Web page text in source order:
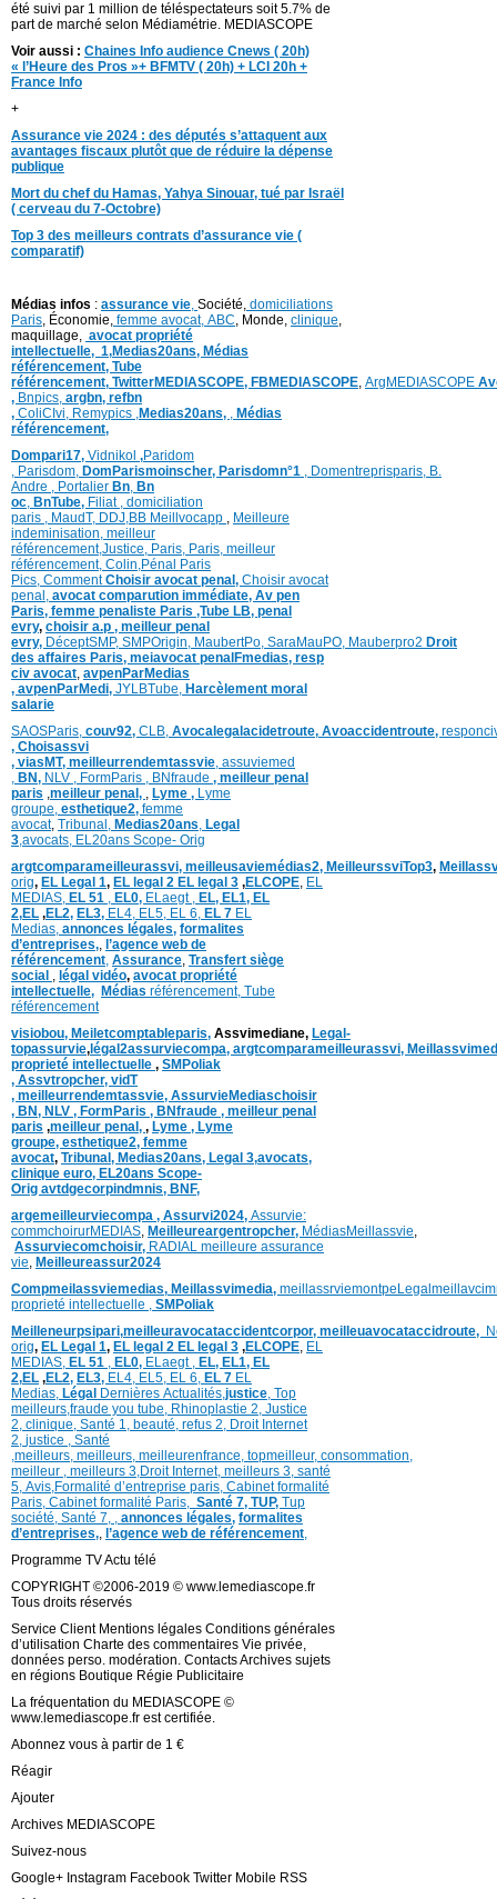
été suivi par 1 million de téléspectateurs soit 5.7% de
part de marché selon Médiamétrie. MEDIASCOPE
Voir aussi : Chaines Info audience Cnews ( 20h)
« l’Heure des Pros »+ BFMTV ( 20h) + LCI 20h +
France Info
+
Assurance vie 2024 : des députés s’attaquent aux
avantages fiscaux plutôt que de réduire la dépense
publique
Mort du chef du Hamas, Yahya Sinouar, tué par Israël
( cerveau du 7-Octobre)
Top 3 des meilleurs contrats d’assurance vie (
comparatif)
Médias infos : assurance vie, Société, domiciliations
Paris, Économie, femme avocat, ABC, Monde, clinique,
maquillage, avocat propriété
intellectuelle, 1,Medias20ans, Médias
référencement, Tube
référencement, TwitterMEDIASCOPE, FBMEDIASCOPE, ArgMEDIASCOPE
, Bnpics, argbn, refbn
, ColiCIvi, Remypics ,Medias20ans, , Médias
référencement,
Dompari17, Vidnikol ,Paridom
, Parisdom, DomParismoinscher, Parisdomn°1 , Domentreprisparis, B.
Andre , Portalier Bn, Bn
oc, BnTube, Filiat, domiciliation
paris , MaudT, DDJ,BB Meillvocapp , Meilleure
indeminisation, meilleur
référencement,Justice, Paris, Paris, meilleur
référencement, Colin,Pénal Paris
Pics, CommentChoisir avocat penal, Choisir avocat
penal, avocat comparution immédiate, Av pen
Paris, femme penaliste Paris ,Tube LB, penal
evry, choisir a.p , meilleur penal
evry, DéceptSMP, SMPOrigin, MaubertPo, SaraMauPO, Mauberpro2 Droit
des affaires Paris, meiavocat penalFmedias, resp
civ avocat, avpenParMedias
, avpenParMedi, JYLBTube, Harcèlement moral
salarie
SAOSParis, couv92, CLB, Avocalegalacidetroute, Avoaccidentroute,
, Choisassvi
, viasMT, meilleurrendemtassvie, assuviemed
, BN, NLV , FormParis , BNfraude , meilleur penal
paris ,meilleur penal, , Lyme , Lyme
groupe, esthetique2, femme
avocat, Tribunal, Medias20ans, Legal
3,avocats, EL20ans Scope- Orig
argtcomparameilleurassvi, meilleusaviemédias2, MeilleurssviTop3,
orig, EL Legal 1, EL legal 2 EL legal 3 ,ELCOPE, EL
MEDIAS, EL 51 , EL0, ELaegt , EL, EL1, EL
2,EL ,EL2, EL3, EL4, EL5, EL 6, EL 7 EL
Medias, annonces légales, formalites
d’entreprises,, l’agence web de
référencement, Assurance, Transfert siège
social , légal vidéo, avocat propriété
intellectuelle, Médias référencement, Tube
référencement
visiobou, Meiletcomptableparis, Assvimediane, Legal-
topassurvie, légal2assurviecompa, argtcomparameilleurassvi,
proprieté intellectuelle , SMPoliak
, Assvtropcher, vidT
, meilleurrendemtassvie, AssurvieMediaschoisir
, BN, NLV , FormParis , BNfraude , meilleur penal
paris ,meilleur penal, , Lyme , Lyme
groupe, esthetique2, femme
avocat, Tribunal, Medias20ans, Legal 3,avocats,
clinique euro, EL20ans Scope-
Orig avtdgecorpindmnis, BNF,
argemeilleurviecompa , Assurvi2024, Assurvie:
commchoirurMEDIAS, Meilleureargentropcher, MédiasMeillassvie,
Assurviecomchoisir, RADIAL meilleure assurance
vie, Meilleureassur2024
Compmeilassviemedias, Meillassvimedia, meillassrviemontpe
proprieté intellectuelle , SMPoliak
Meilleneurpsipari,meilleuravocataccidentcorpor, meilleuavocataccidroute,
orig, EL Legal 1, EL legal 2 EL legal 3 ,ELCOPE, EL
MEDIAS, EL 51 , EL0, ELaegt , EL, EL1, EL
2,EL ,EL2, EL3, EL4, EL5, EL 6, EL 7 EL
Medias, Légal Dernières Actualités,justice, Top
meilleurs,fraude you tube, Rhinoplastie 2, Justice
2, clinique, Santé 1, beauté, refus 2, Droit Internet
2, justice , Santé
,meilleurs, meilleurs, meilleurenfrance, topmeilleur, consommation,
meilleur , meilleurs 3,Droit Internet, meilleurs 3, santé
5, Avis,Formalité d’entreprise paris, Cabinet formalité
Paris, Cabinet formalité Paris, Santé 7, TUP, Tup
société, Santé 7, , annonces légales, formalites
d’entreprises,, l’agence web de référencement,
Programme TV Actu télé
COPYRIGHT ©2006-2019 © www.lemediascope.fr
Tous droits réservés
Service Client Mentions légales Conditions générales
d’utilisation Charte des commentaires Vie privée,
données perso. modération. Contacts Archives sujets
en régions Boutique Régie Publicitaire
La fréquentation du MEDIASCOPE ©
www.lemediascope.fr est certifiée.
Abonnez vous à partir de 1 €
Réagir
Ajouter
Archives MEDIASCOPE
Suivez-nous
Google+ Instagram Facebook Twitter Mobile RSS